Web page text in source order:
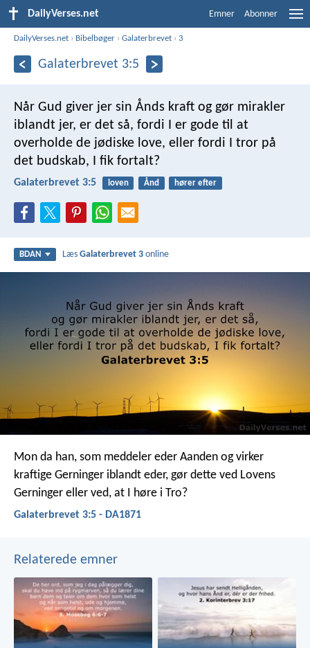
DailyVerses.net Emner Abonner
DailyVerses.net › Bibelbøger ›Galaterbrevet ›3
Galaterbrevet 3:5
Når Gud giver jer sin Ånds kraft og gør mirakler
iblandt jer, er det så, fordi I er gode til at
overholde de jødiske love, eller fordi I tror på
det budskab, I fik fortalt?
Galaterbrevet 3:5 loven Ånd hører efter
BDAN LæsGalaterbrevet 3 online
Mon da han, som meddeler eder Aanden og virker
kraftige Gerninger iblandt eder, gør dette ved Lovens
Gerninger eller ved, at I høre i Tro?
Galaterbrevet 3:5 - DA1871
Relaterede emner